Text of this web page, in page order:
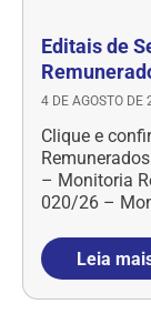
Editais de
4 DE AGOSTO DE
Clique e
– Monitoria
020/26 –
Leia